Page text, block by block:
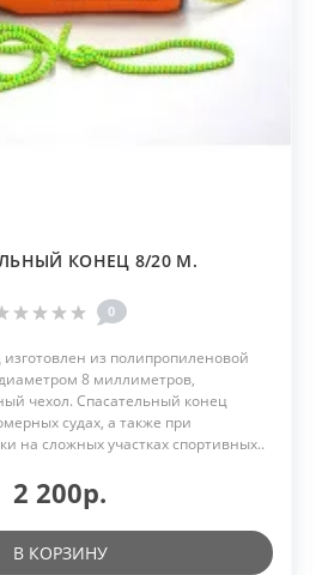
КОНЕЦ 8/20 М.
0
из полипропиленовой
8 миллиметров,
чехол. Спасательный конец
судах, а также при
на сложных участках спортивных..
2 200р.
В КОРЗИНУ